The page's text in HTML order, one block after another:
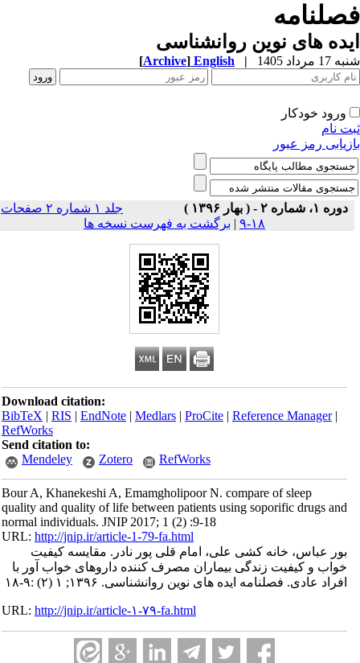
های نوین روانشناسی
مرداد 1405 |
English
[Archive]
ورود خودکار
نام
رمز عبور
دوره ۱، شماره ۲ - ( بهار ۱۳۹۶ )
جلد ۱ شماره ۲ صفحات
۱۸-۹
|برگشت به فهرست نسخه ها
Download citation:
BibTeX|RIS|EndNote|Medlars|ProCite|Reference Manager
RefWorks
Send citation to:
Mendeley
Zotero RefWorks
Bour A, Khanekeshi A, Emamgholipoor N. compare of sleep
quality and quality of life between patients using soporific drugs and
normal individuals. JNIP 2017; 1 (2) :9-18
URL:http://jnip.ir/article-1-79-fa.html
بور عباس، خانه کشی علی، امام قلی پور نادر. مقایسه کیفیت
خواب و کیفیت زندگی بیماران مصرف کننده داروهای خواب آور با
افراد عادی. فصلنامه ایده های نوین روانشناسی. ۱۳۹۶; ۱ (۲) :۹-۱۸
URL:http://jnip.ir/article-۱-۷۹-fa.html